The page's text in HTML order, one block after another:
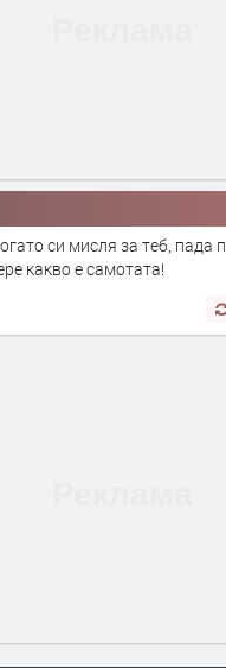
си мисля за теб, пада
какво е самотата!